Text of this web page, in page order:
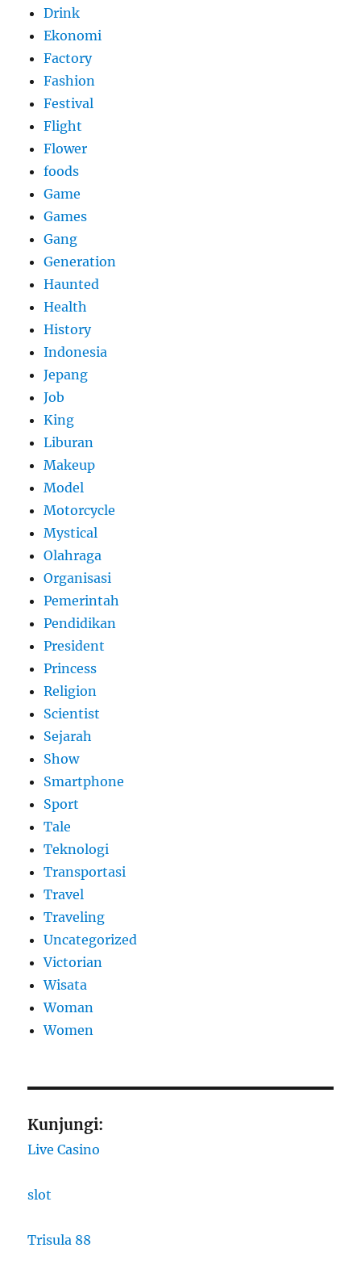
Drink
Ekonomi
Factory
Fashion
Festival
Flight
Flower
foods
Game
Games
Gang
Generation
Haunted
Health
History
Indonesia
Jepang
Job
King
Liburan
Makeup
Model
Motorcycle
Mystical
Olahraga
Organisasi
Pemerintah
Pendidikan
President
Princess
Religion
Scientist
Sejarah
Show
Smartphone
Sport
Tale
Teknologi
Transportasi
Travel
Traveling
Uncategorized
Victorian
Wisata
Woman
Women
Kunjungi:
Live Casino
slot
Trisula 88